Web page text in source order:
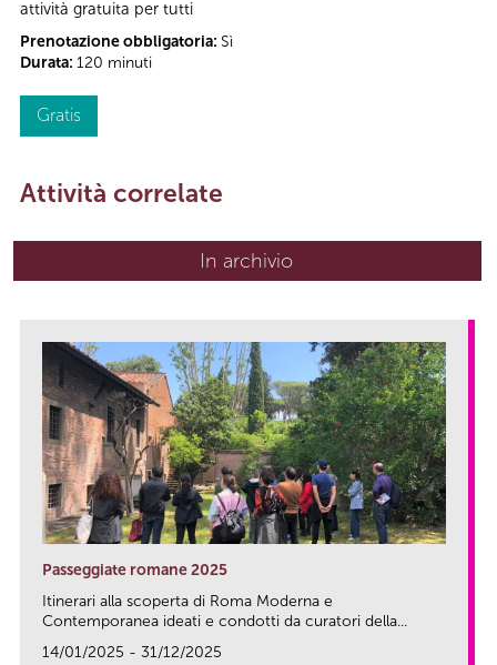
attività gratuita per tutti
Prenotazione obbligatoria: Sì
Durata: 120 minuti
Gratis
Attività correlate
In archivio
Passeggiate romane 2025
Itinerari alla scoperta di Roma Moderna e
Contemporanea ideati e condotti da curatori della...
14/01/2025 - 31/12/2025